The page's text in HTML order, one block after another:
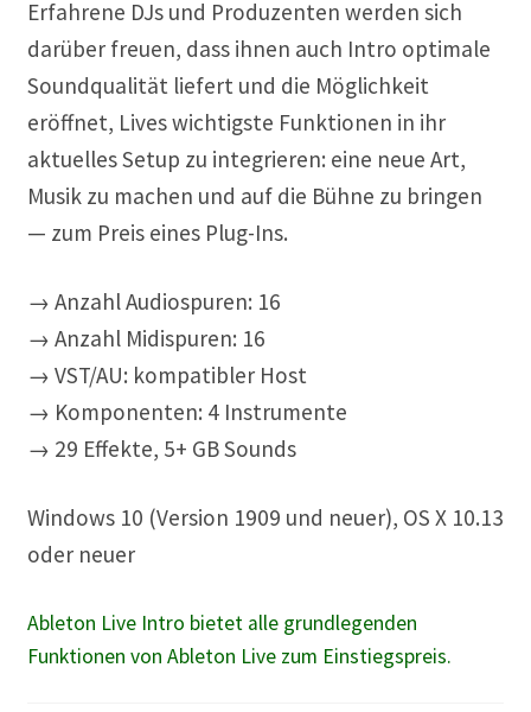
Erfahrene DJs und Produzenten werden sich
darüber freuen, dass ihnen auch Intro optimale
Soundqualität liefert und die Möglichkeit
eröffnet, Lives wichtigste Funktionen in ihr
aktuelles Setup zu integrieren: eine neue Art,
Musik zu machen und auf die Bühne zu bringen
— zum Preis eines Plug-Ins.
→ Anzahl Audiospuren: 16
→ Anzahl Midispuren: 16
→ VST/AU: kompatibler Host
→ Komponenten: 4 Instrumente
→ 29 Effekte, 5+ GB Sounds
Windows 10 (Version 1909 und neuer), OS X 10.13
oder neuer
Ableton Live Intro bietet alle grundlegenden
Funktionen von Ableton Live zum Einstiegspreis.